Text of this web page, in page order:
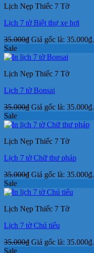
Lịch Nẹp Thiếc 7 Tờ
Lịch 7 tờ Biệt thự xe hơi
35.000₫ Giá gốc là: 35.000₫.
Sale
Lịch Nẹp Thiếc 7 Tờ
Lịch 7 tờ Bonsai
35.000₫ Giá gốc là: 35.000₫.
Sale
Lịch Nẹp Thiếc 7 Tờ
Lịch 7 tờ Chữ thư pháp
35.000₫ Giá gốc là: 35.000₫.
Sale
Lịch Nẹp Thiếc 7 Tờ
Lịch 7 tờ Chú tiểu
35.000₫ Giá gốc là: 35.000₫.
Sale